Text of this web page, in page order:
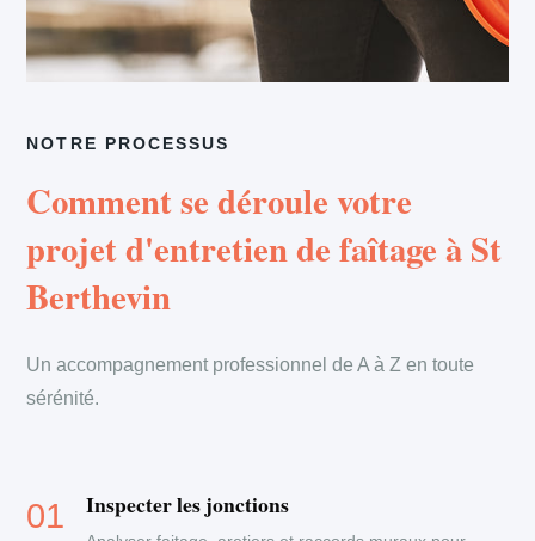
NOTRE PROCESSUS
Comment se déroule votre
projet d'entretien de faîtage à St
Berthevin
Un accompagnement professionnel de A à Z en toute
sérénité.
Inspecter les jonctions